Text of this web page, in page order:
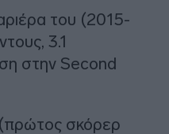
του (2015-
3.1
στην Second
(πρώτος σκόρερ